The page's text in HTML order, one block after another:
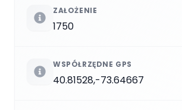
ZAŁOŻENIE
1750
WSPÓŁRZĘDNE GPS
40.81528,-73.64667